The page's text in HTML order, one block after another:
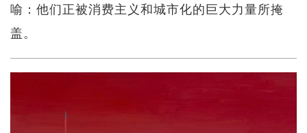
喻：他们正被消费主义和城市化的巨大力量所掩
盖。